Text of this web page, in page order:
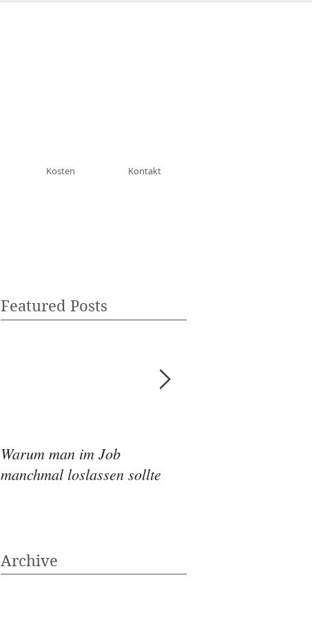
Kosten Kontakt
Featured Posts
Warum man im Job
manchmal loslassen sollte
Archive